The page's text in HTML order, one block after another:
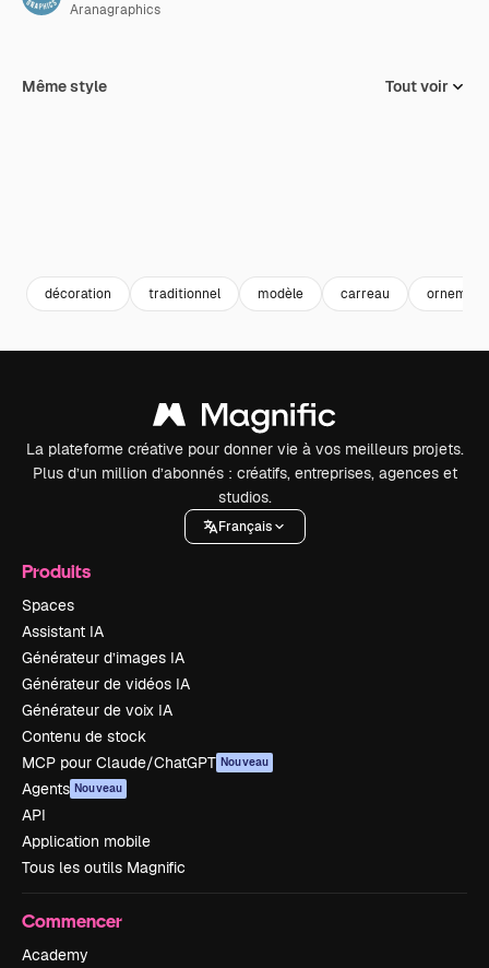
Aranagraphics
Même style Tout voir
décoration traditionnel modèle carreau ornement
La plateforme créative pour donner vie à vos meilleurs projets.
Plus d’un million d’abonnés : créatifs, entreprises, agences et
studios.
Français
Produits
Spaces
Assistant IA
Générateur d’images IA
Générateur de vidéos IA
Générateur de voix IA
Contenu de stock
MCP pour Claude/ChatGPT Nouveau
Agents Nouveau
API
Application mobile
Tous les outils Magnific
Commencer
Academy